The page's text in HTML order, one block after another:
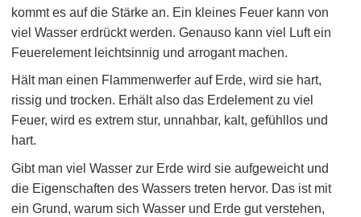
kommt es auf die Stärke an. Ein kleines Feuer kann von
viel Wasser erdrückt werden. Genauso kann viel Luft ein
Feuerelement leichtsinnig und arrogant machen.
Hält man einen Flammenwerfer auf Erde, wird sie hart,
rissig und trocken. Erhält also das Erdelement zu viel
Feuer, wird es extrem stur, unnahbar, kalt, gefühllos und
hart.
Gibt man viel Wasser zur Erde wird sie aufgeweicht und
die Eigenschaften des Wassers treten hervor. Das ist mit
ein Grund, warum sich Wasser und Erde gut verstehen,